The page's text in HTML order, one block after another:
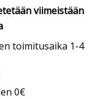
viimeistään
toimitusaika 1-4
0€